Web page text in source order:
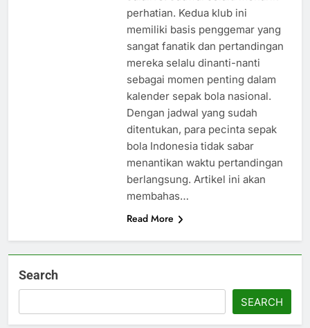
perhatian. Kedua klub ini
memiliki basis penggemar yang
sangat fanatik dan pertandingan
mereka selalu dinanti-nanti
sebagai momen penting dalam
kalender sepak bola nasional.
Dengan jadwal yang sudah
ditentukan, para pecinta sepak
bola Indonesia tidak sabar
menantikan waktu pertandingan
berlangsung. Artikel ini akan
membahas…
Read More
Search
SEARCH